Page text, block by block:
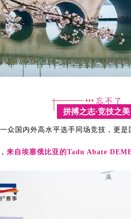
忘 不 了
拼搏之志·竞技之美
众国内外高水平选手同场竞技，更
来自埃塞俄比亚的Tadu Abate